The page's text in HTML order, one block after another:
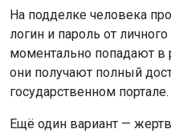
На подделке человека
логин и пароль от
моментально попадают в
они получают полный
государственном портале.
Ещё один вариант —